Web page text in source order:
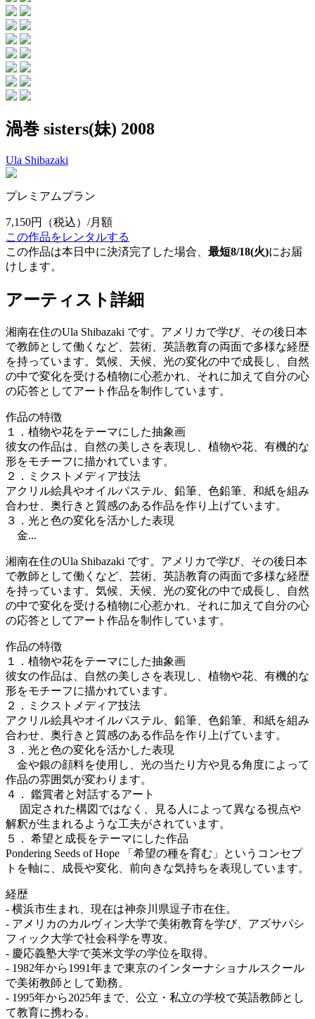
渦巻 sisters(妹) 2008
Ula Shibazaki
プレミアムプラン
7,150円
（税込）/月額
この作品をレンタルする
この作品は本日中に決済完了した場合、 最短8/18(火)にお届
けします。
アーティスト詳細
湘南在住のUla Shibazaki です。アメリカで学び、その後日本
で教師として働くなど、芸術、英語教育の両面で多様な経歴
を持っています。気候、天候、光の変化の中で成長し、自然
の中で変化を受ける植物に心惹かれ、それに加えて自分の心
の応答としてアート作品を制作しています。
作品の特徴
１．植物や花をテーマにした抽象画
彼女の作品は、自然の美しさを表現し、植物や花、有機的な
形をモチーフに描かれています。
２．ミクストメディア技法
アクリル絵具やオイルパステル、鉛筆、色鉛筆、和紙を組み
合わせ、奥行きと質感のある作品を作り上げています。
３．光と色の変化を活かした表現
金...
湘南在住のUla Shibazaki です。アメリカで学び、その後日本
で教師として働くなど、芸術、英語教育の両面で多様な経歴
を持っています。気候、天候、光の変化の中で成長し、自然
の中で変化を受ける植物に心惹かれ、それに加えて自分の心
の応答としてアート作品を制作しています。
作品の特徴
１．植物や花をテーマにした抽象画
彼女の作品は、自然の美しさを表現し、植物や花、有機的な
形をモチーフに描かれています。
２．ミクストメディア技法
アクリル絵具やオイルパステル、鉛筆、色鉛筆、和紙を組み
合わせ、奥行きと質感のある作品を作り上げています。
３．光と色の変化を活かした表現
金や銀の顔料を使用し、光の当たり方や見る角度によって
作品の雰囲気が変わります。
４． 鑑賞者と対話するアート
固定された構図ではなく、見る人によって異なる視点や
解釈が生まれるような工夫がされています。
５． 希望と成長をテーマにした作品
Pondering Seeds of Hope 「希望の種を育む」というコンセプ
トを軸に、成長や変化、前向きな気持ちを表現しています。
経歴
- 横浜市生まれ、現在は神奈川県逗子市在住。
- アメリカのカルヴィン大学で美術教育を学び、アズサパシ
フィック大学で社会科学を専攻。
- 慶応義塾大学で英米文学の学位を取得。
- 1982年から1991年まで東京のインターナショナルスクール
で美術教師として勤務。
- 1995年から2025年まで、公立・私立の学校で英語教師とし
て教育に携わる。